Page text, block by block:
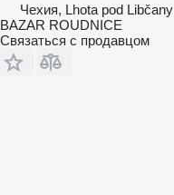
Чехия, Lhota pod Libčany
BAZAR ROUDNICE
Связаться с продавцом